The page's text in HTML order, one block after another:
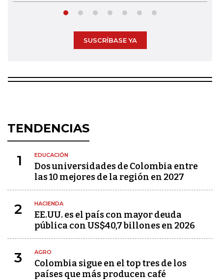
SUSCRÍBASE YA
TENDENCIAS
1 EDUCACIÓN
Dos universidades de Colombia entre
las 10 mejores de la región en 2027
2 HACIENDA
EE.UU. es el país con mayor deuda
pública con US$40,7 billones en 2026
3 AGRO
Colombia sigue en el top tres de los
países que más producen café